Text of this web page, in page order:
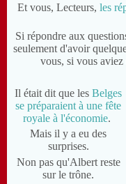
Et vous, Lecteurs, les
Si répondre aux
seulement d'avoir
vous, si vous aviez
Il était dit que lesBelges
se préparaient à une fête
royale à l'économie.
Mais il y a eu des
surprises.
Non pas qu'Albert reste
sur le trône.